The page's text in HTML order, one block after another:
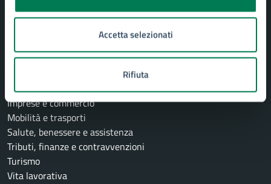
Accetta selezionati
Rifiuta
Anagrafe e stato civile
Cultura e tempo libero
Giustizia e sicurezza pubblica
Imprese e commercio
Mobilità e trasporti
Salute, benessere e assistenza
Tributi, finanze e contravvenzioni
Turismo
Vita lavorativa